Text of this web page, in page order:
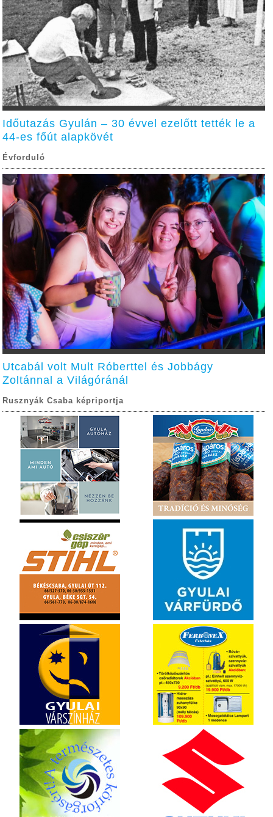
Időutazás Gyulán – 30 évvel ezelőtt tették le a
44-es főút alapkövét
Évforduló
Utcabál volt Mult Róberttel és Jobbágy
Zoltánnal a Világóránál
Rusznyák Csaba képriportja